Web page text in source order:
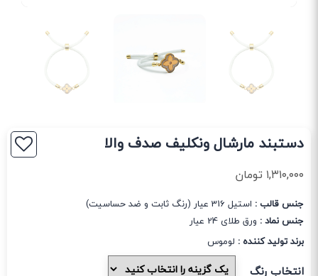
دستبند مارشال ونکلیف صدف والا
۱,۳۱۰,۰۰۰ تومان
جنس قالب : استیل 316 عیار (رنگ ثابت و ضد حساسیت)
جنس نماد : ورق طلای 24 عیار
برند تولید کننده : لوموس
انتخاب رنگ